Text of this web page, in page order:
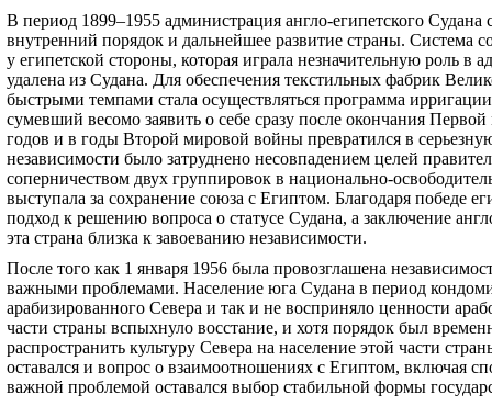
В период 1899–1955 администрация англо-египетского Судана
внутренний порядок и дальнейшее развитие страны. Система
у египетской стороны, которая играла незначительную роль
удалена из Судана. Для обеспечения текстильных фабрик
быстрыми темпами стала осуществляться программа
сумевший весомо заявить о себе сразу после окончания
годов и в годы Второй мировой войны превратился в
независимости было затруднено несовпадением целей
соперничеством двух группировок в национально-
выступала за сохранение союза с Египтом. Благодаря победе
подход к решению вопроса о статусе Судана, а заключение
эта страна близка к завоеванию независимости.
После того как 1 января 1956 была провозглашена
важными проблемами. Население юга Судана в период
арабизированного Севера и так и не восприняло ценности
части страны вспыхнуло восстание, и хотя порядок был
распространить культуру Севера на население этой части
оставался и вопрос о взаимоотношениях с Египтом, включая
важной проблемой оставался выбор стабильной формы